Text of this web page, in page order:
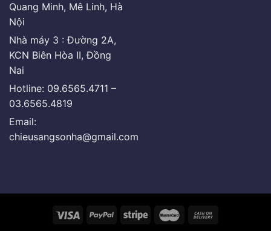
Quang Minh, Mê Linh, Hà
Nội
Nhà máy 3 : Đường 2A,
KCN Biên Hòa II, Đồng
Nai
Hotline: 09.6565.4711 –
03.6565.4819
Email:
chieusangsonha@gmail.com